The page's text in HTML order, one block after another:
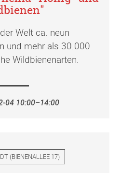
Welt ca. neun
und mehr als 30.000
Wildbienenarten.
04 10:00–14:00
(BIENENALLEE 17)